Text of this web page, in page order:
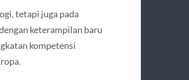
tetapi juga pada
keterampilan baru
kompetensi